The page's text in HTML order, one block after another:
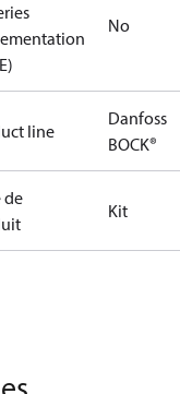
No
line
Danfoss
BOCK®
de
Kit